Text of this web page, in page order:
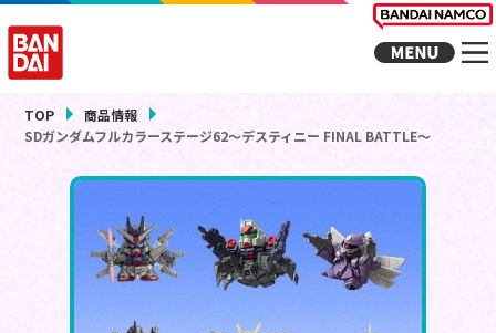
TOP
商品情報
SDガンダムフルカラーステージ62～デスティニー FINAL BATTLE～